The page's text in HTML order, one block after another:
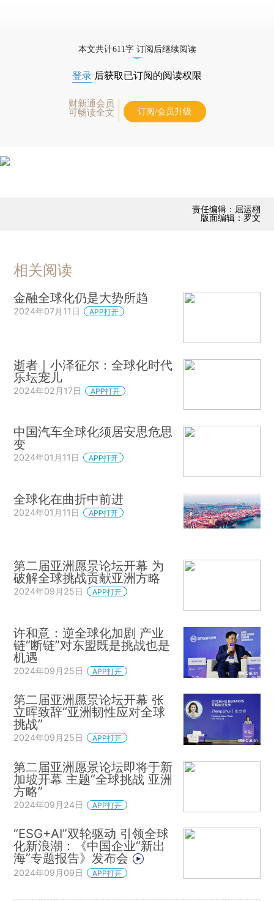
本文共计611字 订阅后继续阅读
登录 后获取已订阅的阅读权限
财新通会员
可畅读全文
订阅/会员升级
责任编辑：屈运栩
版面编辑：罗文
相关阅读
金融全球化仍是大势所趋
2024年07月11日 APP打开
逝者｜小泽征尔：全球化时代
乐坛宠儿
2024年02月17日 APP打开
中国汽车全球化须居安思危思
变
2024年01月11日 APP打开
全球化在曲折中前进
2024年01月11日 APP打开
第二届亚洲愿景论坛开幕 为
破解全球挑战贡献亚洲方略
2024年09月25日 APP打开
许和意：逆全球化加剧 产业
链“断链”对东盟既是挑战也是
机遇
2024年09月25日 APP打开
第二届亚洲愿景论坛开幕 张
立晖致辞“亚洲韧性应对全球
挑战”
2024年09月25日 APP打开
第二届亚洲愿景论坛即将于新
加坡开幕 主题“全球挑战 亚洲
方略”
2024年09月24日 APP打开
“ESG+AI”双轮驱动 引领全球
化新浪潮：《中国企业“新出
海”专题报告》发布会
2024年09月09日 APP打开